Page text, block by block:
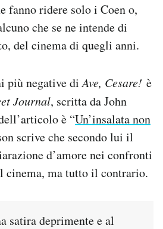
fanno ridere solo i Coen o,
che se ne intende di
del cinema di quegli anni.
più negative diAve, Cesare! è
Journal, scritta da John
è “Un’insalata non
scrive che secondo lui il
d’amore nei confronti
cinema, ma tutto il contrario.
satira deprimente e al